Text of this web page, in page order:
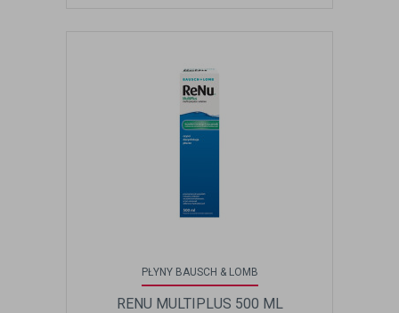
PŁYNY BAUSCH & LOMB
RENU MULTIPLUS 500 ML